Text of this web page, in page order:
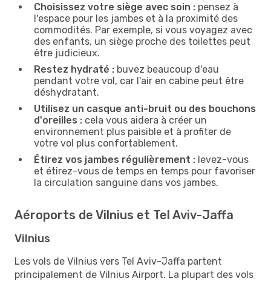
Choisissez votre siège avec soin : pensez à
l'espace pour les jambes et à la proximité des
commodités. Par exemple, si vous voyagez avec
des enfants, un siège proche des toilettes peut
être judicieux.
Restez hydraté : buvez beaucoup d'eau
pendant votre vol, car l'air en cabine peut être
déshydratant.
Utilisez un casque anti-bruit ou des bouchons
d'oreilles : cela vous aidera à créer un
environnement plus paisible et à profiter de
votre vol plus confortablement.
Étirez vos jambes régulièrement : levez-vous
et étirez-vous de temps en temps pour favoriser
la circulation sanguine dans vos jambes.
Aéroports de Vilnius et Tel Aviv-Jaffa
Vilnius
Les vols de Vilnius vers Tel Aviv-Jaffa partent
principalement de Vilnius Airport. La plupart des vols